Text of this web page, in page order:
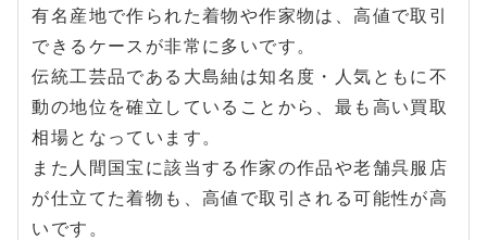
有名産地で作られた着物や作家物は、高値で取引
できるケースが非常に多いです。
伝統工芸品である大島紬は知名度・人気ともに不
動の地位を確立していることから、最も高い買取
相場となっています。
また人間国宝に該当する作家の作品や老舗呉服店
が仕立てた着物も、高値で取引される可能性が高
いです。